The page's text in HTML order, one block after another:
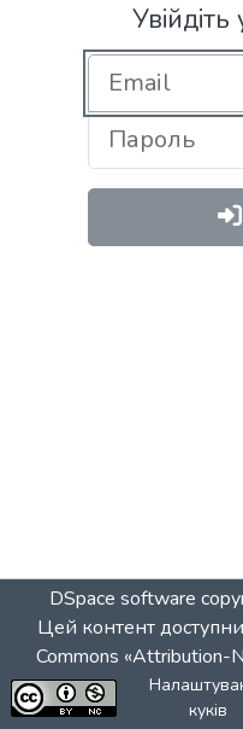
DSpace software
Цей контент
Commons «Attribution-
куків